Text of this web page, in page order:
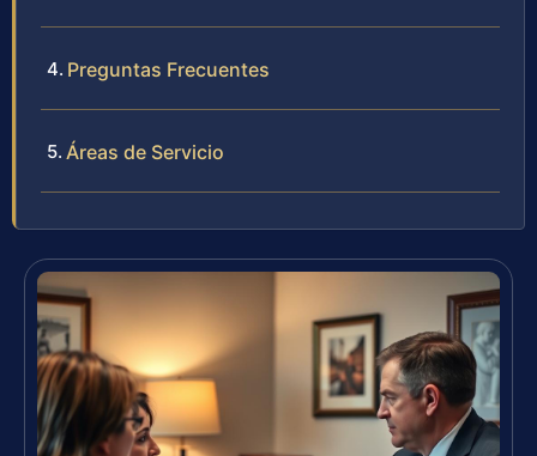
Preguntas Frecuentes
Áreas de Servicio